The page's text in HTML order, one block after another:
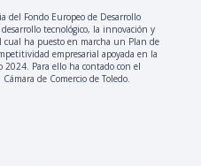
del Fondo Europeo de Desarrollo
tecnológico, la innovación y
cual ha puesto en marcha un Plan de
empresarial apoyada en la
Para ello ha contado con el
de Comercio de Toledo.